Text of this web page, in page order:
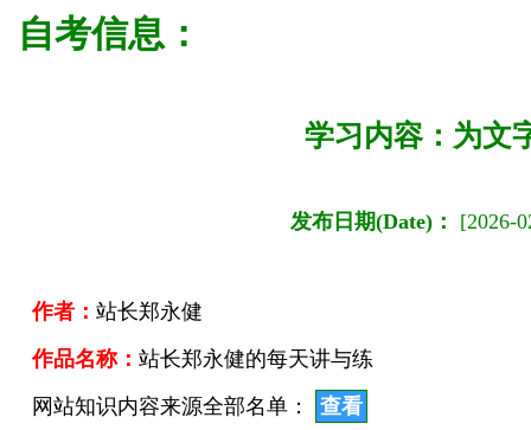
自考信息：
学习内容：为文
发布日期(Date)： [2026-
作者： 站长郑永健
作品名称： 站长郑永健的每天讲与练
网站知识内容来源全部名单：
查看